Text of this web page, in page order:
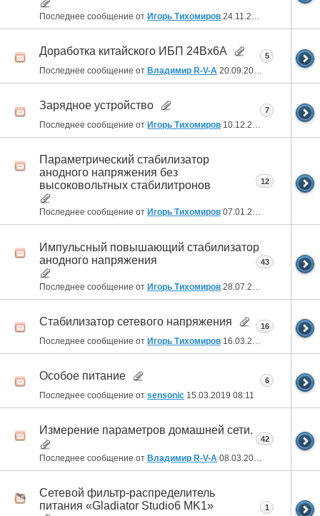
Последнее сообщение от Игорь Тихомиров 24.11.2025
Доработка китайского ИБП 24Вх6А
Последнее сообщение от Владимир R-V-A 20.09.2024
5
Зарядное устройство
Последнее сообщение от Игорь Тихомиров 10.12.2023
7
Параметрический стабилизатор
анодного напряжения без
высоковольтных стабилитронов
Последнее сообщение от Игорь Тихомиров 07.01.2023
12
Импульсный повышающий стабилизатор
анодного напряжения
Последнее сообщение от Игорь Тихомиров 28.07.2021
43
Стабилизатор сетевого напряжения
Последнее сообщение от Игорь Тихомиров 16.03.2020
16
Особое питание
Последнее сообщение от sensonic 15.03.2019 08:11
6
Измерение параметров домашней сети.
Последнее сообщение от Владимир R-V-A 08.03.2019
42
Сетевой фильтр-распределитель
питания «Gladiator Studio6 MK1»
1